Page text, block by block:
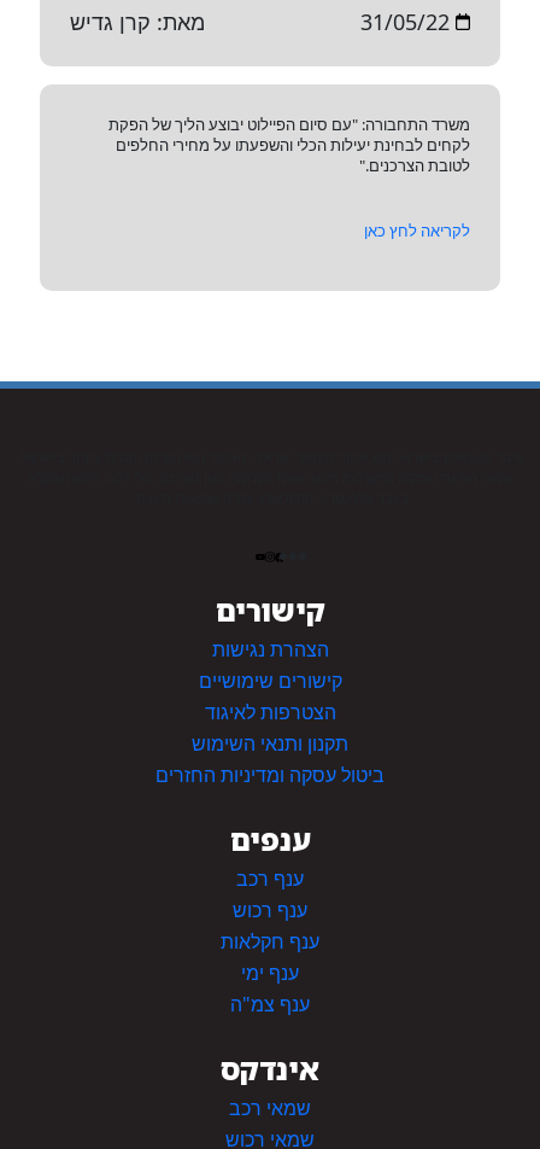
31/05/22 מאת: קרן גדיש
משרד התחבורה: "עם סיום הפיילוט יבוצע הליך של הפקת
לקחים לבחינת יעילות הכלי והשפעתו על מחירי החלפים
לטובת הצרכנים."
לקריאה לחץ כאן
קישורים
הצהרת נגישות
קישורים שימושיים
הצטרפות לאיגוד
תקנון ותנאי השימוש
ביטול עסקה ומדיניות החזרים
ענפים
ענף רכב
ענף רכוש
ענף חקלאות
ענף ימי
ענף צמ"ה
אינדקס
שמאי רכב
שמאי רכוש